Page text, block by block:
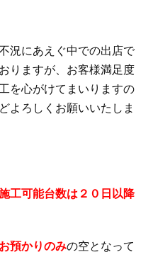
況にあえぐ中での出店で
りますが、お客様満足度
を心がけてまいりますの
よろしくお願いいたしま
工可能台数は２０日以降
預かりのみの空となって